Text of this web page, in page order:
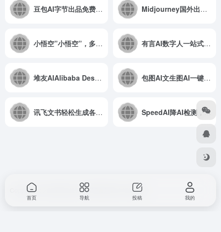
豆包AI字节出品免费的AI聊天与AI绘画功能 Midjourney国外出图效果优秀的付费AI绘画工具
小悟空”小悟空”，多功能AI聊天助手。 有言AI数字人一站式AI视频创作和3D数字人生成平台
堆友AIAlibaba Design出品，免费AI绘画社区和AI应用神器 包图AI文生图AI一键生图
讯飞文书轻松生成各行业材料 SpeedAI降AI检测，毕业论文AI去重，AI生成PPT、献文、学术文档
Copyright © 2026 857设计浙ICP备2025146168号
首页 导航 投稿 我的